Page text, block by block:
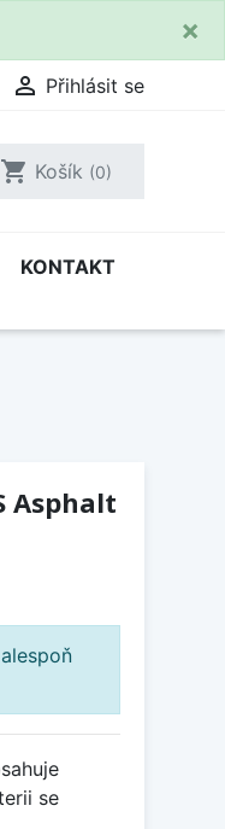
×
 Přihlásit se
shopping_cart Košík (0)
KONTAKT
Asphalt
se